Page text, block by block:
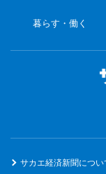
暮らす・働く
サカエ経済新聞につい